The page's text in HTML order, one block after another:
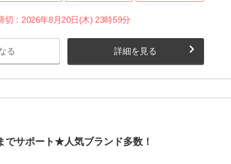
切：2026年8月20日(木) 23時59分
る 詳細を見る
でサポート★人気ブランド多数！